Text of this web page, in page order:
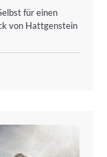
für einen
von Hattgenstein